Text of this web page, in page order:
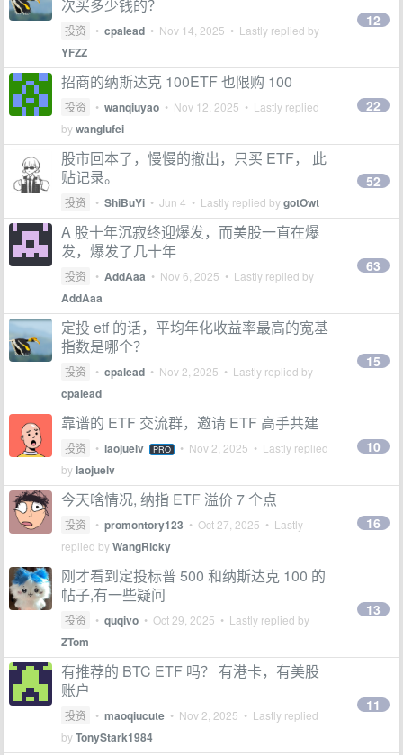
次买多少钱的？
投资 • cpalead • Nov 14, 2025 • Lastly replied by
YFZZ
12
招商的纳斯达克 100ETF 也限购 100
投资 • wanqiuyao • Nov 12, 2025 • Lastly replied
bywanglufei
22
股市回本了，慢慢的撤出，只买 ETF， 此
贴记录。
投资 • ShiBuYi • Jun 4 • Lastly replied bygotOwt
52
A 股十年沉寂终迎爆发，而美股一直在爆
发，爆发了几十年
投资 • AddAaa • Nov 6, 2025 • Lastly replied by
AddAaa
63
定投 etf 的话，平均年化收益率最高的宽基
指数是哪个？
投资 • cpalead • Nov 2, 2025 • Lastly replied by
cpalead
15
靠谱的 ETF 交流群，邀请 ETF 高手共建
投资 • laojuelv PRO • Nov 2, 2025 • Lastly replied
bylaojuelv
10
今天啥情况, 纳指 ETF 溢价 7 个点
投资 • promontory123 • Oct 27, 2025 • Lastly
replied byWangRicky
16
刚才看到定投标普 500 和纳斯达克 100 的
帖子,有一些疑问
投资 • quqivo • Oct 29, 2025 • Lastly replied by
ZTom
13
有推荐的 BTC ETF 吗？ 有港卡，有美股
账户
投资 • maoqiucute • Nov 2, 2025 • Lastly replied
byTonyStark1984
11